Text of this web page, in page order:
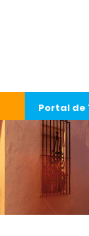
Portal de